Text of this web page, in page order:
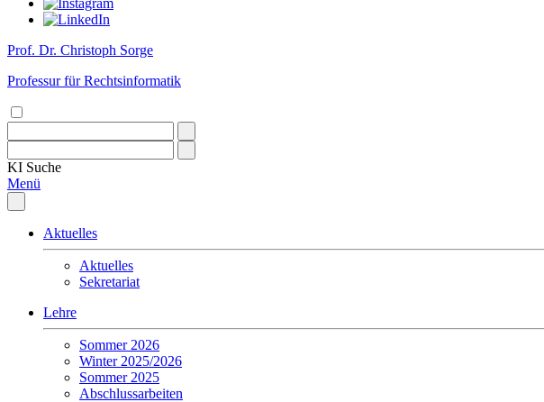
Prof. Dr. Christoph Sorge
Professur für Rechtsinformatik
KI Suche
Menü
Aktuelles
Aktuelles
Sekretariat
Lehre
Sommer 2026
Winter 2025/2026
Sommer 2025
Abschlussarbeiten